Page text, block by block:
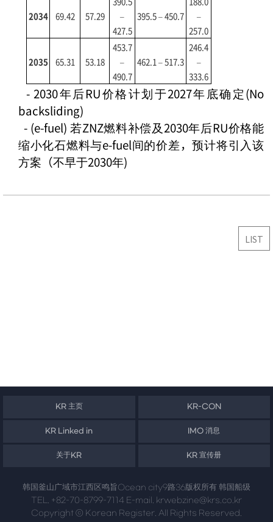
2034 69.42 57.29
–
427.5
395.5 – 450.7
–
257.0
2035 65.31 53.18
453.7
–
490.7
462.1 – 517.3
246.4
–
333.6
- 2030年后RU价格计划于2027年底确定(No
backsliding)
- (e-fuel) 若ZNZ燃料补偿及2030年后RU价格能
缩小化石燃料与e-fuel间的价差，预计将引入该
方案（不早于2030年)
LIST
KR 主页 KR-CON
KR Linked in IMO 消息
关于KR KR 宣传册
韩国釜山广域市江西区鸣旨Ocean city9路36版权所有 韩国船级
TEL. +82-70-8799-7114 E-mail. krwebzine@krs.co.kr
Copyright ⓒ Korean Register. All Rights Reserved.